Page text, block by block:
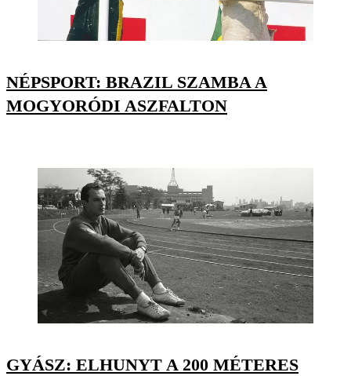
NÉPSPORT: BRAZIL SZAMBA A
MOGYORÓDI ASZFALTON
GYÁSZ: ELHUNYT A 200 MÉTERES